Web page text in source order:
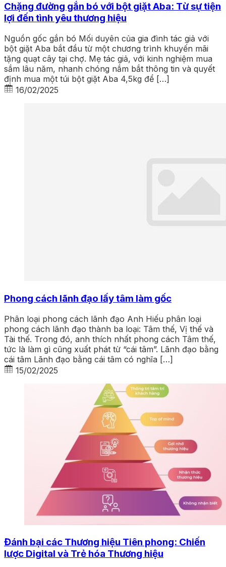
Chặng đường gắn bó với bột giặt Aba: Từ sự tiện
lợi đến tình yêu thương hiệu
Nguồn gốc gắn bó Mối duyên của gia đình tác giả với
bột giặt Aba bắt đầu từ một chương trình khuyến mãi
tặng quạt cây tại chợ. Mẹ tác giả, với kinh nghiệm mua
sắm lâu năm, nhanh chóng nắm bắt thông tin và quyết
định mua một túi bột giặt Aba 4,5kg để […]
16/02/2025
Phong cách lãnh đạo lấy tâm làm gốc
Phân loại phong cách lãnh đạo Anh Hiếu phân loại
phong cách lãnh đạo thành ba loại: Tâm thế, Vị thế và
Tài thế. Trong đó, anh thích nhất phong cách Tâm thế,
tức là làm gì cũng xuất phát từ “cái tâm”. Lãnh đạo bằng
cái tâm Lãnh đạo bằng cái tâm có nghĩa […]
15/02/2025
Đánh bại các Thương hiệu Tiên phong: Chiến
lược Digital và Trẻ hóa Thương hiệu